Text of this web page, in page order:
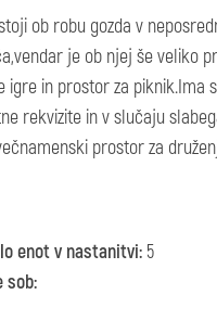
ob robu gozda v
je ob njej še veliko
igre in prostor za piknik.Ima
rekvizite in v slučaju
prostor za
enot v nastanitvi: 5
sob: